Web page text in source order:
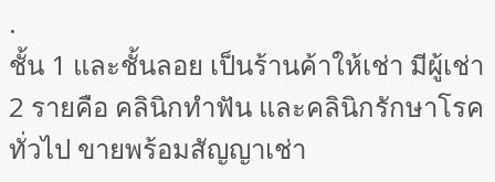
.
ชั้น 1 และชั้นลอย เป็นร้านค้าให้เช่า มีผู้เช่า
2 รายคือ คลินิกทำฟัน และคลินิกรักษาโรค
ทั่วไป ขายพร้อมสัญญาเช่า